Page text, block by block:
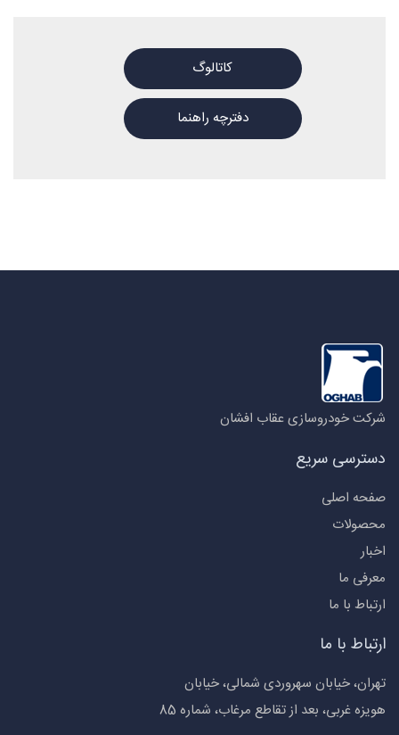
کاتالوگ
دفترچه راهنما
شرکت خودروسازی عقاب افشان
دسترسی سریع
صفحه اصلی
محصولات
اخبار
معرفی ما
ارتباط با ما
ارتباط با ما
تهران، خیابان سهروردی شمالی، خیابان
هویزه غربی، بعد از تقاطع مرغاب، شماره 85